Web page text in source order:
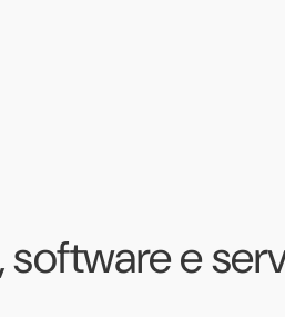
software e